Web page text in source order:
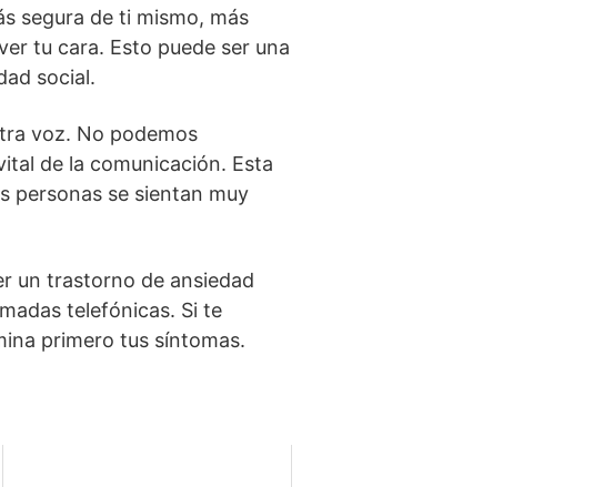
segura de ti mismo, más
tu cara. Esto puede ser una
social.
voz. No podemos
de la comunicación. Esta
personas se sientan muy
un trastorno de ansiedad
telefónicas. Si te
primero tus síntomas.